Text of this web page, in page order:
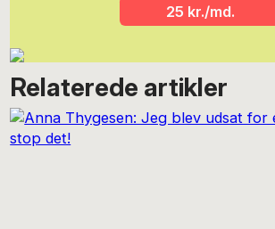
25 kr./md.
Relaterede artikler